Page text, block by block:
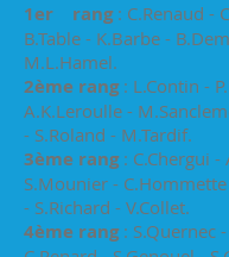
1er rang: C.Renaud -
B.Table - K.Barbe -
M.L.Hamel.
2ème rang: L.Contin -
A.K.Leroulle -
- S.Roland - M.Tardif.
3ème rang: C.Chergui -
S.Mounier -
- S.Richard - V.Collet.
4ème rang : S.Quernec